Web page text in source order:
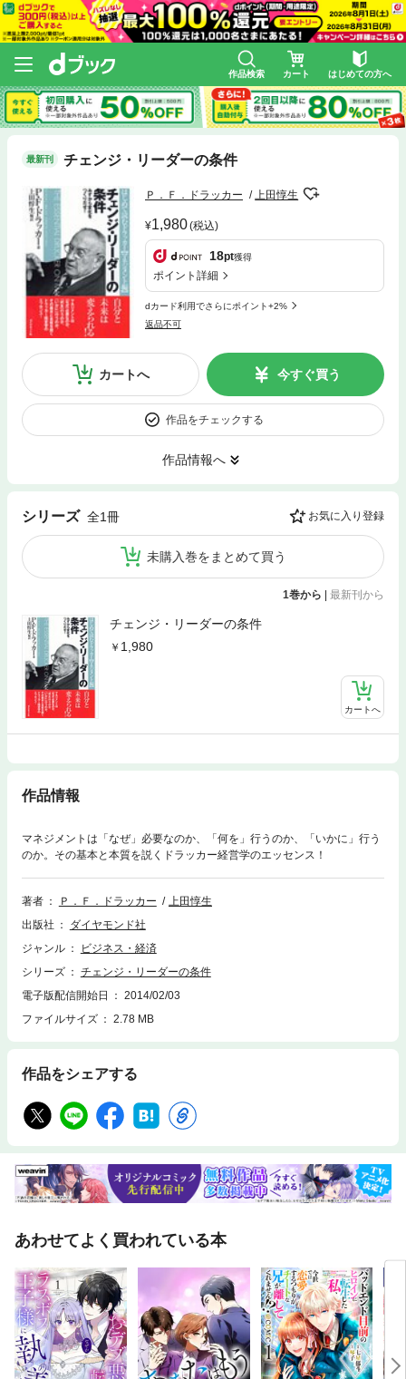
作品検索 カート はじめての方へ
最新刊 チェンジ・リーダーの条件
Ｐ．Ｆ．ドラッカー 上田惇生
1,980(税込)
18pt獲得
ポイント詳細
dカード利用でさらにポイント+2%
返品不可
カートへ 今すぐ買う
作品をチェックする
作品情報へ
シリーズ 全1冊 お気に入り登録
未購入巻をまとめて買う
1巻から 最新刊から
チェンジ・リーダーの条件
1,980
カートへ
作品情報
マネジメントは「なぜ」必要なのか、「何を」行うのか、「いかに」行う
のか。その基本と本質を説くドラッカー経営学のエッセンス！
著者 Ｐ．Ｆ．ドラッカー
上田惇生
出版社
ダイヤモンド社
ジャンル
ビジネス・経済
シリーズ
チェンジ・リーダーの条件
電子版配信開始日
2014/02/03
ファイルサイズ
2.78 MB
作品をシェアする
あわせてよく買われている本